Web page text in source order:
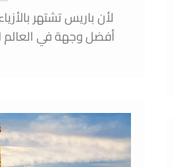
لأن باريس تشتهر
أفضل وجهة في